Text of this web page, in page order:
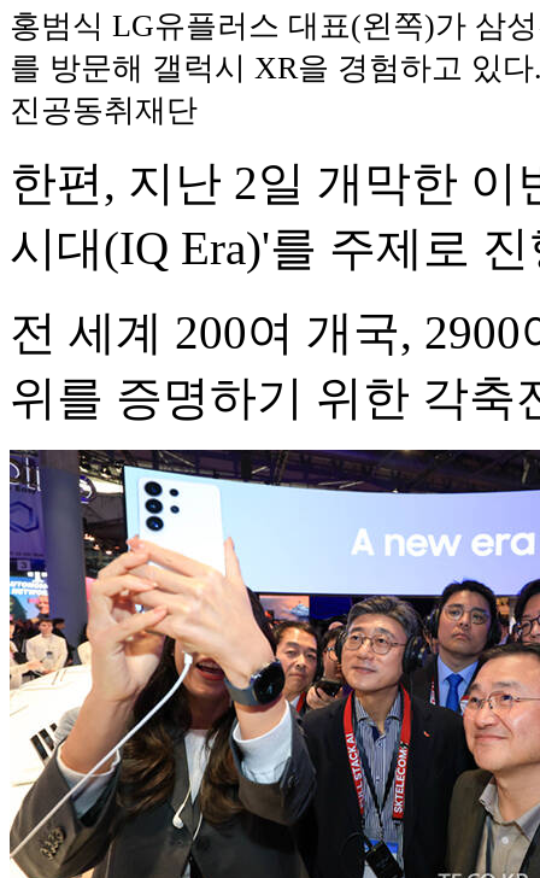
홍범식 LG유플러스 대표(왼쪽)가 삼
를 방문해 갤럭시 XR을 경험하고 있
진공동취재단
한편, 지난 2일 개막한 이
시대(IQ Era)'를 주제로
전 세계 200여 개국,
위를 증명하기 위한 각축